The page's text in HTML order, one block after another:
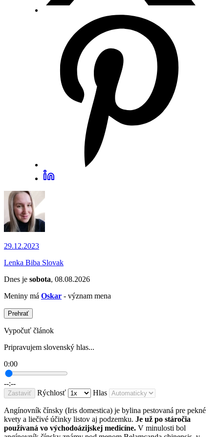
29.12.2023
Lenka Biba Slovak
Dnes je sobota, 08.08.2026
Meniny má Oskar - význam mena
Prehrať
Vypočuť článok
Pripravujem slovenský hlas...
0:00
--:--
Zastaviť Rýchlosť Hlas
Angínovník čínsky (Iris domestica) je bylina pestovaná pre pekné
kvety a liečivé účinky listov aj podzemku. Je už po stáročia
používaná vo východoázijskej medicíne. V minulosti bol